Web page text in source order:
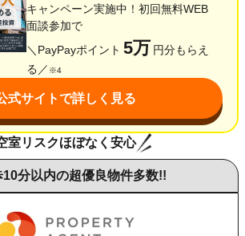
キャンペーン実施中！初回無料WEB
面談参加で
＼PayPayポイント 5万 円分もらえ
る／ ※4
式サイトで詳しく見る
室リスクほぼなく安心
10分以内の超優良物件多数!!